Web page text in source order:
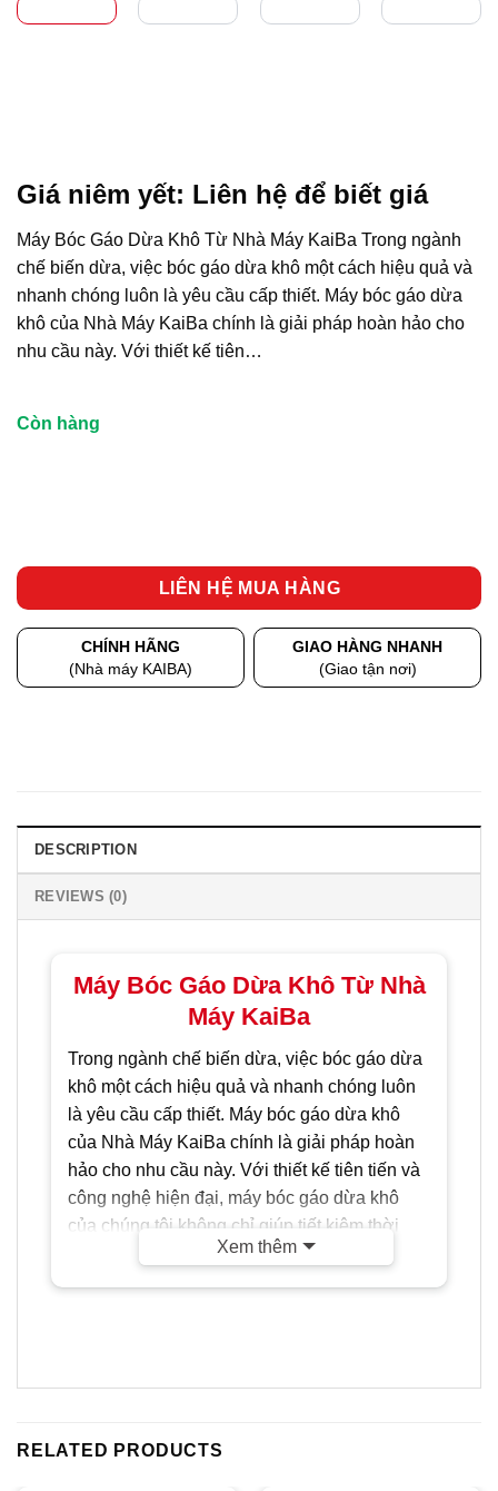
Giá niêm yết: Liên hệ để biết giá
Máy Bóc Gáo Dừa Khô Từ Nhà Máy KaiBa Trong ngành
chế biến dừa, việc bóc gáo dừa khô một cách hiệu quả và
nhanh chóng luôn là yêu cầu cấp thiết. Máy bóc gáo dừa
khô của Nhà Máy KaiBa chính là giải pháp hoàn hảo cho
nhu cầu này. Với thiết kế tiên…
Còn hàng
LIÊN HỆ MUA HÀNG
CHÍNH HÃNG
(Nhà máy KAIBA)
GIAO HÀNG NHANH
(Giao tận nơi)
DESCRIPTION
REVIEWS (0)
Máy Bóc Gáo Dừa Khô Từ Nhà
Máy KaiBa
Trong ngành chế biến dừa, việc bóc gáo dừa
khô một cách hiệu quả và nhanh chóng luôn
là yêu cầu cấp thiết. Máy bóc gáo dừa khô
của Nhà Máy KaiBa chính là giải pháp hoàn
hảo cho nhu cầu này. Với thiết kế tiên tiến và
công nghệ hiện đại, máy bóc gáo dừa khô
của chúng tôi không chỉ giúp tiết kiệm thời
gian mà còn đảm bảo chất lượng sản phẩm
Xem thêm
RELATED PRODUCTS